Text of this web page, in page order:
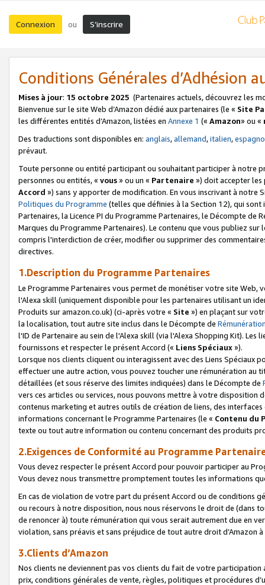
Connexion ou S’inscrire
Conditions Générales d’Adhésion
Mises à jour: 15 octobre 2025 (Partenaires actuels, découvrez les
Bienvenue sur le site Web d’Amazon dédié aux partenaires (le « Site
les différentes entités d’Amazon, listées en Annexe 1 (« Amazon» ou «
Des traductions sont disponibles en: anglais,allemand,italien,
prévaut.
Toute personne ou entité participant ou souhaitant participer à notre
personnes ou entités, « vous» ou un « Partenaire ») doit accepter les
Accord ») sans y apporter de modification. En vous inscrivant à notre
Politiques du Programme (telles que définies à la Section 12), qui
Partenaires, la Licence PI du Programme Partenaires, le Décompte de
Marques du Programme Partenaires). Le contenu que vous publiez
compris l'interdiction de créer, modifier ou supprimer des
directives.
1.Description du Programme Partenaires
Le Programme Partenaires vous permet de monétiser votre site Web,
l'Alexa skill (uniquement disponible pour les partenaires utilisant un
Produits sur amazon.co.uk) (ci-après votre « Site ») en plaçant sur
la localisation, tout autre site inclus dans le Décompte de
l'ID de Partenaire au sein de l'Alexa skill (via l'Alexa Shopping Kit).
fournissons et respecter le présent Accord (« Liens Spéciaux»).
Lorsque nos clients cliquent ou interagissent avec des Liens Spéciaux
effectuer une autre action, vous pouvez toucher une rémunération
détaillées (et sous réserve des limites indiquées) dans le Décompte de
vers ces articles ou services, nous pouvons mettre à votre disposition
contenus marketing et autres outils de création de liens, des
informations concernant le Programme Partenaires (le « Contenu du
texte ou tout autre information ou contenu concernant des produits
2.Exigences de Conformité au Programme
Vous devez respecter le présent Accord pour pouvoir participer au
Vous devez nous transmettre promptement toutes les informations
En cas de violation de votre part du présent Accord ou de conditions
ou recours à notre disposition, nous nous réservons le droit de (dans
de renoncer à) toute rémunération qui vous serait autrement due en
violation, sans préavis et sans préjudice de tout autre droit
3.Clients d’Amazon
Nos clients ne deviennent pas vos clients du fait de votre
prix, conditions générales de vente, règles, politiques et procédures